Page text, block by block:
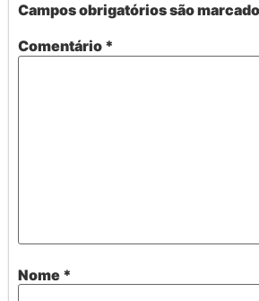
Campos obrigatórios são
Comentário *
Nome *